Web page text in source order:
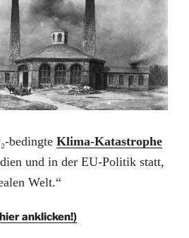
bedingte Klima-Katastrophe
und in der EU-Politik statt,
Welt.“
anklicken!)